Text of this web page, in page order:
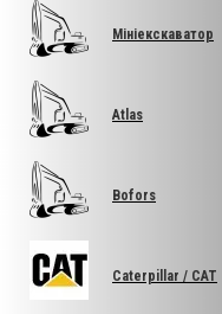
Мініекскаватор
Atlas
Bofors
Caterpillar / CAT